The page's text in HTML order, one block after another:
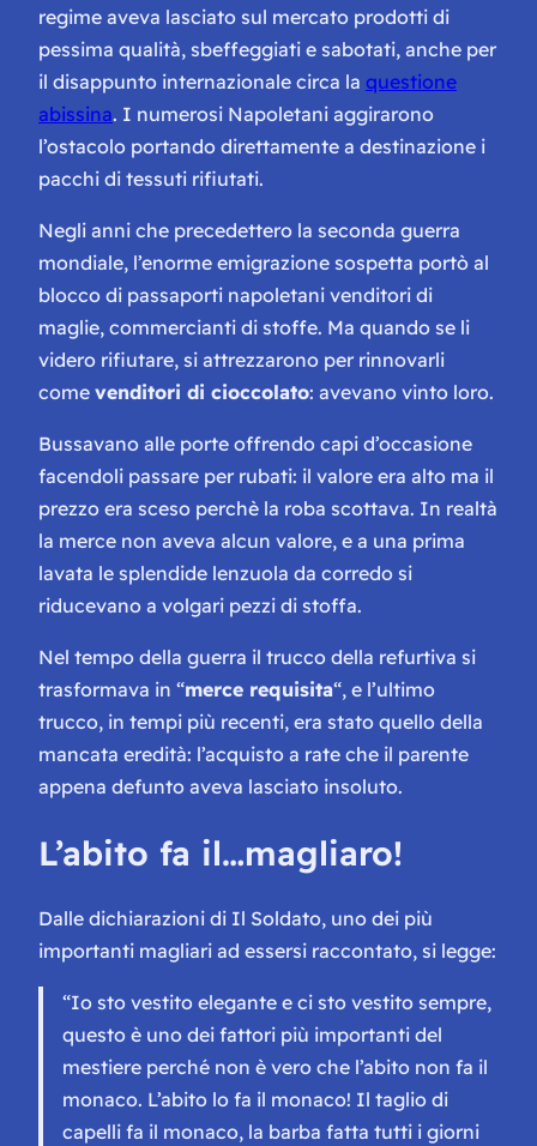
regime aveva lasciato sul mercato prodotti di
pessima qualità, sbeffeggiati e sabotati, anche per
il disappunto internazionale circa la questione
abissina. I numerosi Napoletani aggirarono
l’ostacolo portando direttamente a destinazione i
pacchi di tessuti rifiutati.
Negli anni che precedettero la seconda guerra
mondiale, l’enorme emigrazione sospetta portò al
blocco di passaporti napoletani venditori di
maglie, commercianti di stoffe. Ma quando se li
videro rifiutare, si attrezzarono per rinnovarli
come venditori di cioccolato: avevano vinto loro.
Bussavano alle porte offrendo capi d’occasione
facendoli passare per rubati: il valore era alto ma il
prezzo era sceso perchè la roba scottava. In realtà
la merce non aveva alcun valore, e a una prima
lavata le splendide lenzuola da corredo si
riducevano a volgari pezzi di stoffa.
Nel tempo della guerra il trucco della refurtiva si
trasformava in “merce requisita“, e l’ultimo
trucco, in tempi più recenti, era stato quello della
mancata eredità: l’acquisto a rate che il parente
appena defunto aveva lasciato insoluto.
L’abito fa il…magliaro!
Dalle dichiarazioni di Il Soldato, uno dei più
importanti magliari ad essersi raccontato, si legge:
“Io sto vestito elegante e ci sto vestito sempre,
questo è uno dei fattori più importanti del
mestiere perché non è vero che l’abito non fa il
monaco. L’abito lo fa il monaco! Il taglio di
capelli fa il monaco, la barba fatta tutti i giorni